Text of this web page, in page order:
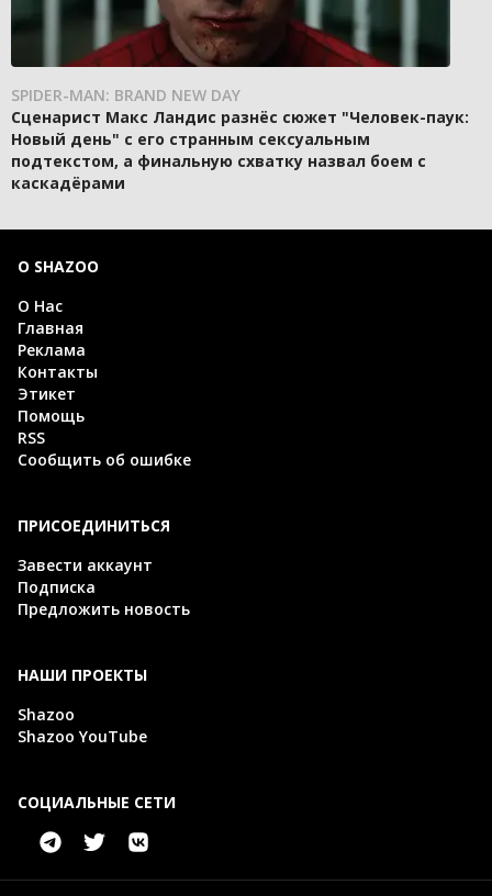
SPIDER-MAN: BRAND NEW DAY
Сценарист Макс Ландис разнёс сюжет "Человек-паук:
Новый день" с его странным сексуальным
подтекстом, а финальную схватку назвал боем с
каскадёрами
О SHAZOO
О Нас
Главная
Реклама
Контакты
Этикет
Помощь
RSS
Сообщить об ошибке
ПРИСОЕДИНИТЬСЯ
Завести аккаунт
Подписка
Предложить новость
НАШИ ПРОЕКТЫ
Shazoo
Shazoo YouTube
СОЦИАЛЬНЫЕ СЕТИ